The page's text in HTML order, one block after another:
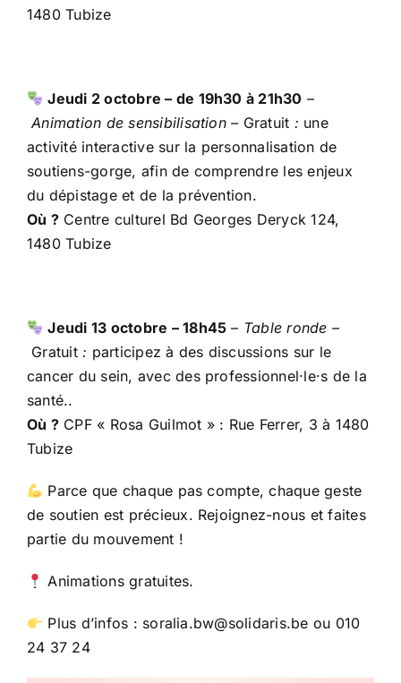
1480 Tubize
Jeudi 2 octobre – de 19h30 à 21h30 –
Animation de sensibilisation – Gratuit : une
activité interactive sur la personnalisation de
soutiens-gorge, afin de comprendre les enjeux
du dépistage et de la prévention.
Où ?Centre culturel Bd Georges Deryck 124,
1480 Tubize
Jeudi 13 octobre – 18h45 – Table ronde –
Gratuit: participez à des discussions sur le
cancer du sein, avec des professionnel·le·s de la
santé..
Où ?CPF « Rosa Guilmot » : Rue Ferrer, 3 à 1480
Tubize
Parce que chaque pas compte, chaque geste
de soutien est précieux. Rejoignez-nous et faites
partie du mouvement !
Animations gratuites.
Plus d’infos : soralia.bw@solidaris.be ou 010
24 37 24